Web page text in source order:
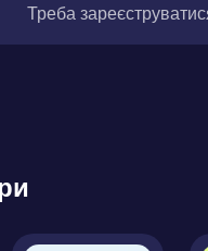
Треба